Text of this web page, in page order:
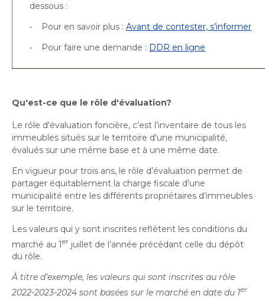
nouvelle
Bureau de l’éthique et de l’inspection
nouvelle
fenêtre
Bureau protecteur citoyen
Centre-ville de Longueuil
Centre-ville de Longueuil
Cour municipale et contravention
Gouvernance et saine gestion
Office de participation publique de Longueuil
Office de participation publique de Longueuil
Ouvre
dans
une
nouvelle
fenêtre
Politiques municipales
Politiques municipales
Réclamations
Réclamations
Vérificatrice générale
Vérificatrice générale
dessous :
• Pour en savoir plus : Avant de contester, s’informer
• Pour faire une demande : DDR en ligne
Qu'est-ce que le rôle d'évaluation?
Le rôle d'évaluation foncière, c’est l’inventaire de tous les
immeubles situés sur le territoire d'une municipalité,
évalués sur une même base et à une même date.
En vigueur pour trois ans, le rôle d’évaluation permet de
partager équitablement la charge fiscale d’une
municipalité entre les différents propriétaires d’immeubles
sur le territoire.
Les valeurs qui y sont inscrites reflètent les conditions du
marché au 1er juillet de l’année précédant celle du dépôt
du rôle.
À titre d’exemple, les valeurs qui sont inscrites au rôle
2022-2023-2024 sont basées sur le marché en date du 1er